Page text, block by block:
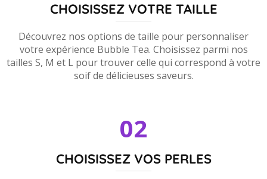
CHOISISSEZ VOTRE TAILLE
Découvrez nos options de taille pour personnaliser
votre expérience Bubble Tea. Choisissez parmi nos
tailles S, M et L pour trouver celle qui correspond à votre
soif de délicieuses saveurs.
02
CHOISISSEZ VOS PERLES